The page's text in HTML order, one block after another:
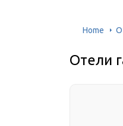
Home
Отели